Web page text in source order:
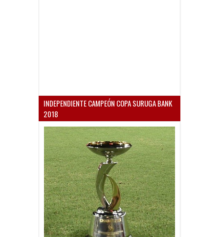
INDEPENDIENTE CAMPEÓN COPA SURUGA BANK
2018